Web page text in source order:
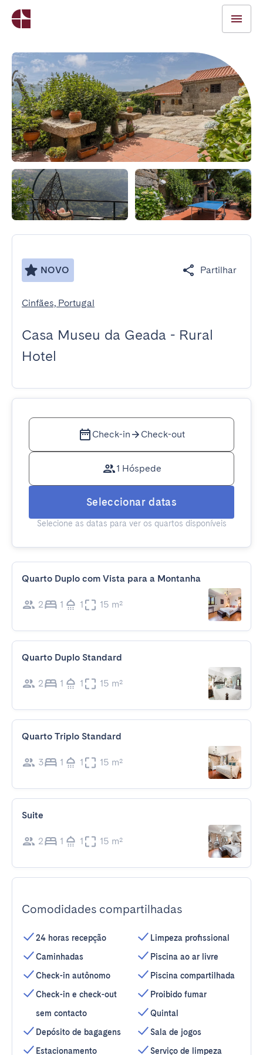
NOVO Partilhar
Cinfães, Portugal
Casa Museu da Geada - Rural
Hotel
Check-in Check-out
1 Hóspede
Seleccionar datas
Selecione as datas para ver os quartos disponíveis
Quarto Duplo com Vista para a Montanha
2 1 1 15 m²
Quarto Duplo Standard
2 1 1 15 m²
Quarto Triplo Standard
3 1 1 15 m²
Suite
2 1 1 15 m²
Comodidades compartilhadas
24 horas recepção
Caminhadas
Check-in autônomo
Check-in e check-out
sem contacto
Depósito de bagagens
Estacionamento
Limpeza profissional
Piscina ao ar livre
Piscina compartilhada
Proibido fumar
Quintal
Sala de jogos
Serviço de limpeza